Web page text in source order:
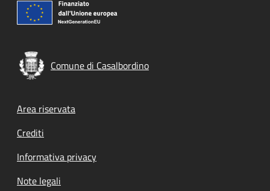
Comune di Casalbordino
Footer menu
Area riservata
Crediti
Informativa privacy
Note legali